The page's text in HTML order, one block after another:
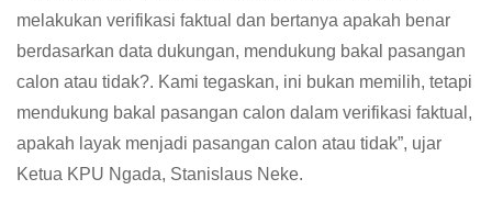
melakukan verifikasi faktual dan bertanya apakah benar
berdasarkan data dukungan, mendukung bakal pasangan
calon atau tidak?. Kami tegaskan, ini bukan memilih, tetapi
mendukung bakal pasangan calon dalam verifikasi faktual,
apakah layak menjadi pasangan calon atau tidak”, ujar
Ketua KPU Ngada, Stanislaus Neke.